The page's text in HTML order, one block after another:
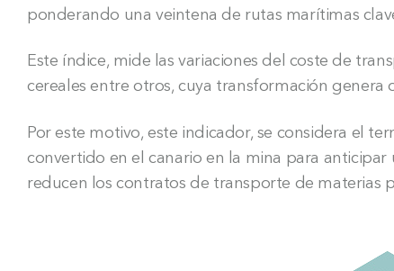
ponderando una veintena de rutas marítimas
Este índice, mide las variaciones del coste de
cereales entre otros, cuya transformación
Por este motivo, este indicador, se considera el
convertido en el canario en la mina para
reducen los contratos de transporte de materias